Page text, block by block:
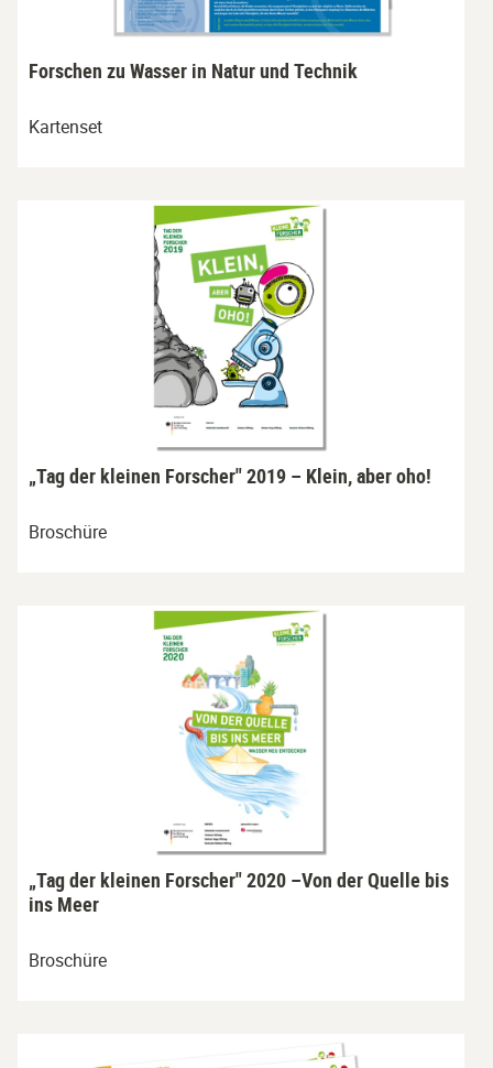
Forschen zu Wasser in Natur und Technik
Kartenset
„Tag der kleinen Forscher" 2019 – Klein, aber oho!
Broschüre
„Tag der kleinen Forscher" 2020 –Von der Quelle bis
ins Meer
Broschüre